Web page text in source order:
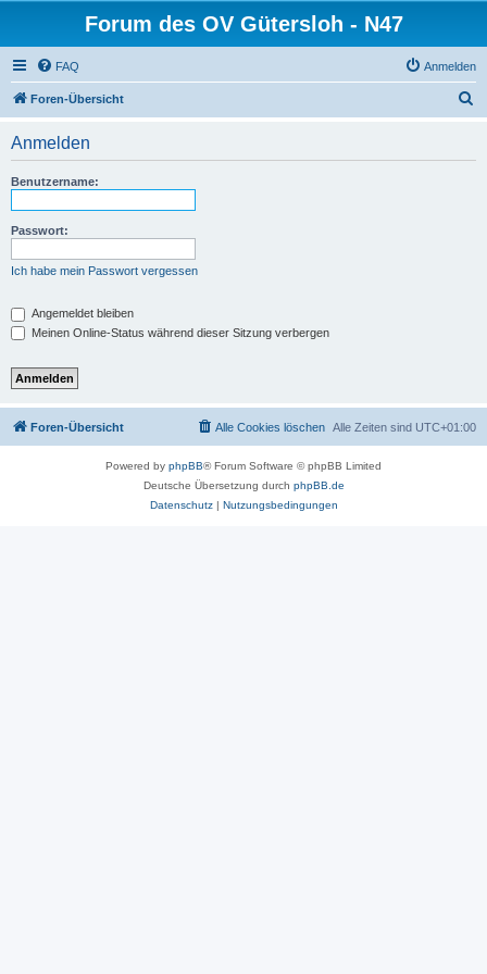
Forum des OV Gütersloh - N47
FAQ Anmelden
Foren-Übersicht
Anmelden
Benutzername:
Passwort:
Ich habe mein Passwort vergessen
Angemeldet bleiben
Meinen Online-Status während dieser Sitzung verbergen
Foren-Übersicht Alle Zeiten sind UTC+01:00
Alle Cookies löschen
Powered by phpBB® Forum Software © phpBB Limited
Deutsche Übersetzung durch phpBB.de
Datenschutz| Nutzungsbedingungen